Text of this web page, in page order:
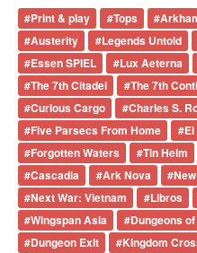
#Print & play #Tops #
#Austerity #Legends Untold
#Essen SPIEL #Lux Aeterna
#The 7th Citadel #The 7th
#Curious Cargo #Charles S.
#Five Parsecs From Home #El
#Forgotten Waters #Tin Helm
#Cascadia #Ark Nova #
#Next War: Vietnam #Libros
#Wingspan Asia #Dungeons
#Dungeon Exit #Kingdom